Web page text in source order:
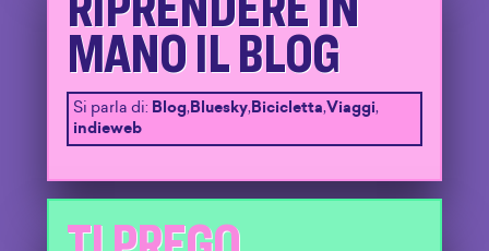
MANO IL BLOG
Si parla di: Blog,Bluesky,Bicicletta,Viaggi,
indieweb